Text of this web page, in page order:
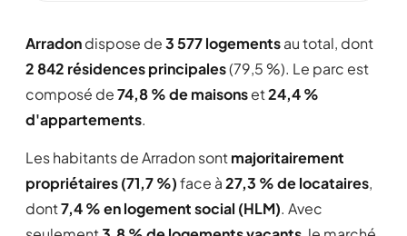
Arradondispose de3 577 logementsau total, dont
2 842 résidences principales(79,5 %). Le parc est
composé de74,8 % de maisonset24,4 %
d'appartements.
Les habitants de Arradon sontmajoritairement
propriétaires (71,7 %)face à27,3 % de locataires,
dont7,4 % en logement social (HLM). Avec